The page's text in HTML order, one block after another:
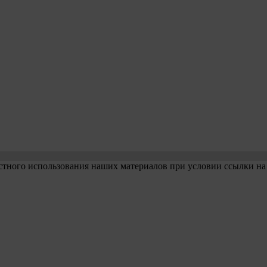
использования наших материалов при условии ссылки